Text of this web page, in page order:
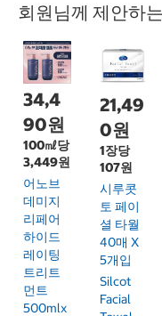
회원님께 제안하
34,4
90원
100㎖당
3,449원
어노브
데미지
리페어
하이드
레이팅
트리트
먼트
500mlx
21,49
0원
1장당
107원
시루콧
토 페이
셜 타월
40매 X
5개입
Silcot
Facial